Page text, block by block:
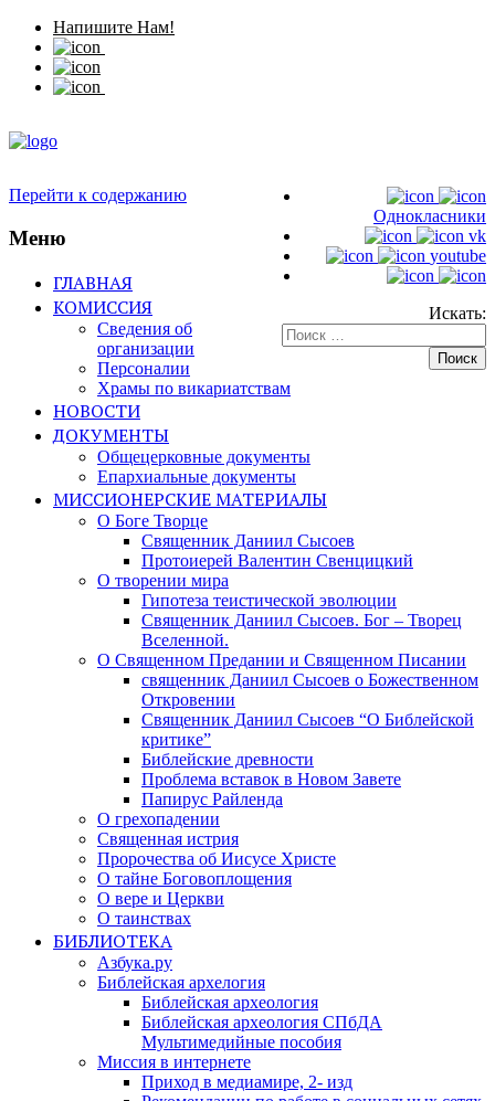
Напишите Нам!
Однокласники
vk
youtube
Искать:
Перейти к содержанию
Меню
ГЛАВНАЯ
КОМИССИЯ
Сведения об
организации
Персоналии
Храмы по викариатствам
НОВОСТИ
ДОКУМЕНТЫ
Общецерковные документы
Епархиальные документы
МИССИОНЕРСКИЕ МАТЕРИАЛЫ
О Боге Творце
Священник Даниил Сысоев
Протоиерей Валентин Свенцицкий
О творении мира
Гипотеза теистической эволюции
Священник Даниил Сысоев. Бог – Творец
Вселенной.
О Священном Предании и Священном Писании
священник Даниил Сысоев о Божественном
Откровении
Священник Даниил Сысоев “О Библейской
критике”
Библейские древности
Проблема вставок в Новом Завете
Папирус Райленда
О грехопадении
Священная истрия
Пророчества об Иисусе Христе
О тайне Боговоплощения
О вере и Церкви
О таинствах
БИБЛИОТЕКА
Азбука.ру
Библейская архелогия
Библейская археология
Библейская археология СПбДА
Мультимедийные пособия
Миссия в интернете
Приход в медиамире, 2- изд